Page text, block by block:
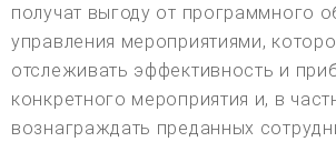
получат выгоду от программного
управления мероприятиями,
отслеживать эффективность и
конкретного мероприятия и, в
вознаграждать преданных